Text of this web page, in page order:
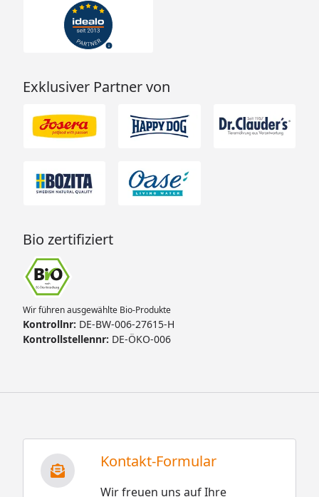
Exklusiver Partner von
Bio zertifiziert
Wir führen ausgewählte Bio-Produkte
Kontrollnr: DE-BW-006-27615-H
Kontrollstellennr: DE-ÖKO-006
Kontakt-Formular
Wir freuen uns auf Ihre